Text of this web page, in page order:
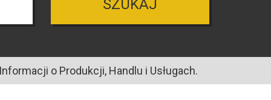
SZUKAJ
o Produkcji, Handlu i Usługach.